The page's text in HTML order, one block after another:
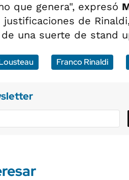
que genera", expresó
de
una suerte de stand
Franco Rinaldi